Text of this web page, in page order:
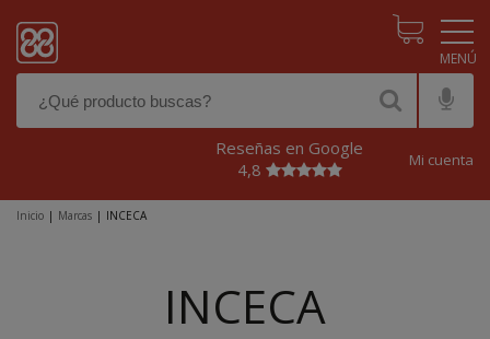
Reseñas en Google
4,8
Mi cuenta
Inicio | Marcas | INCECA
INCECA